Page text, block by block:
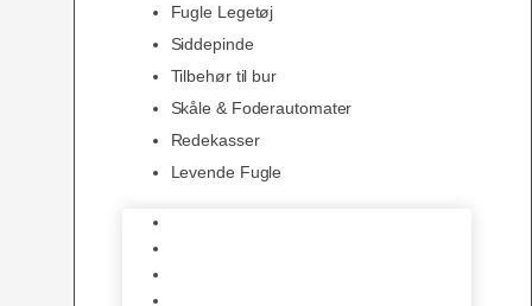
Fugle Legetøj
Siddepinde
Tilbehør til bur
Skåle & Foderautomater
Redekasser
Levende Fugle